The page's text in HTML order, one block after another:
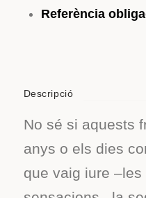
Referència
Descripció
No sé si aquests
anys o els dies
que vaig iure